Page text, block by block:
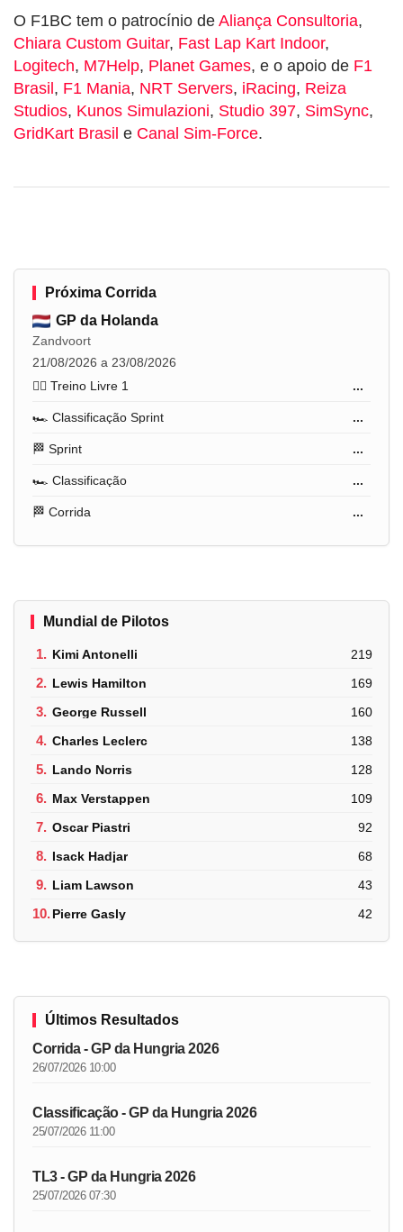
O F1BC tem o patrocínio de Aliança Consultoria,
Chiara Custom Guitar, Fast Lap Kart Indoor,
Logitech, M7Help, Planet Games, e o apoio de F1
Brasil , F1 Mania, NRT Servers, iRacing, Reiza
Studios, Kunos Simulazioni, Studio 397, SimSync,
GridKart Brasil e Canal Sim-Force.
Próxima Corrida
GP da Holanda
Zandvoort
21/08/2026 a 23/08/2026
🏋️‍♂️ Treino Livre 1
...
🏎️ Classificação Sprint ...
🏁 Sprint ...
🏎️ Classificação ...
🏁 Corrida ...
Mundial de Pilotos
1. Kimi Antonelli 219
2. Lewis Hamilton 169
3. George Russell 160
4. Charles Leclerc 138
5. Lando Norris 128
6. Max Verstappen 109
7. Oscar Piastri 92
8. Isack Hadjar 68
9. Liam Lawson 43
10.Pierre Gasly 42
Últimos Resultados
Corrida - GP da Hungria 2026
26/07/2026 10:00
Classificação - GP da Hungria 2026
25/07/2026 11:00
TL3 - GP da Hungria 2026
25/07/2026 07:30